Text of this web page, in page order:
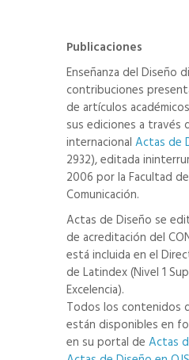
Publicaciones
Enseñanza del Diseño
contribuciones
de artículos
sus ediciones a través
internacional Actas de
2932), editada
2006 por la Facultad
Comunicación.
Actas de Diseño se
de acreditación del
está incluida en el
de Latindex (Nivel 1
Excelencia).
Todos los contenidos
están disponibles en
en su portal de Actas